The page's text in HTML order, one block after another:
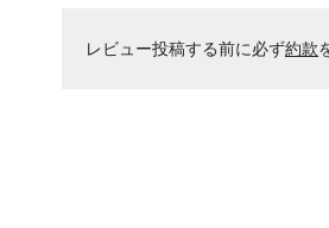
レビュー投稿する前に必ず約款